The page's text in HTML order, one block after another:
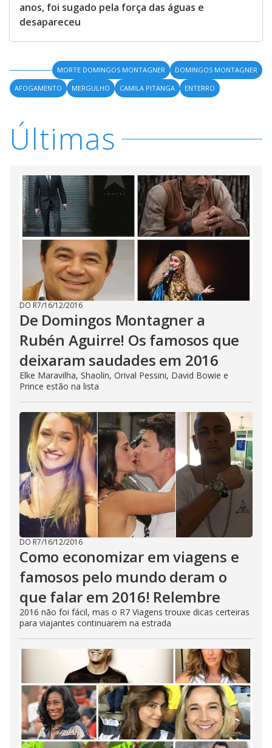
anos, foi sugado pela força das águas e
desapareceu
MORTE DOMINGOS MONTAGNER
DOMINGOS MONTAGNER
AFOGAMENTO
MERGULHO CAMILA PITANGA ENTERRO
Últimas
DO R7/16/12/2016
De Domingos Montagner a
Rubén Aguirre! Os famosos que
deixaram saudades em 2016
Elke Maravilha, Shaolin, Orival Pessini, David Bowie e
Prince estão na lista
DO R7/16/12/2016
Como economizar em viagens e
famosos pelo mundo deram o
que falar em 2016! Relembre
2016 não foi fácil, mas o R7 Viagens trouxe dicas certeiras
para viajantes continuarem na estrada